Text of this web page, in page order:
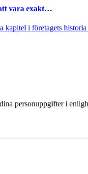
vara exakt…
kapitel i företagets
personuppgifter i